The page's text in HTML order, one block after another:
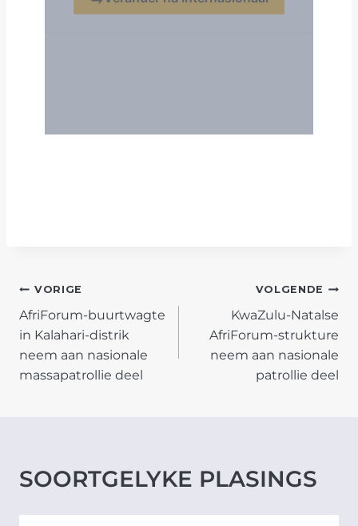
POST
NAVIGATION
VORIGE
AfriForum-buurtwagte
in Kalahari-distrik
neem aan nasionale
massapatrollie deel
VOLGENDE
KwaZulu-Natalse
AfriForum-strukture
neem aan nasionale
patrollie deel
SOORTGELYKE PLASINGS